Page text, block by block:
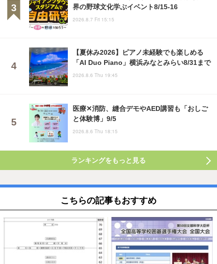
界の野球文化学ぶイベント8/15-16
2026.8.7 Fri 15:15
【夏休み2026】ピアノ未経験でも楽しめる
「AI Duo Piano」横浜みなとみらい8/31まで
2026.8.6 Thu 19:45
医療✕消防、縫合デモやAED講習も「おしご
と体験博」9/5
2026.8.6 Thu 18:15
ランキングをもっと見る
こちらの記事もおすすめ